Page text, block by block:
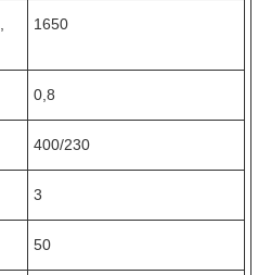
1650
0,8
400/230
3
50